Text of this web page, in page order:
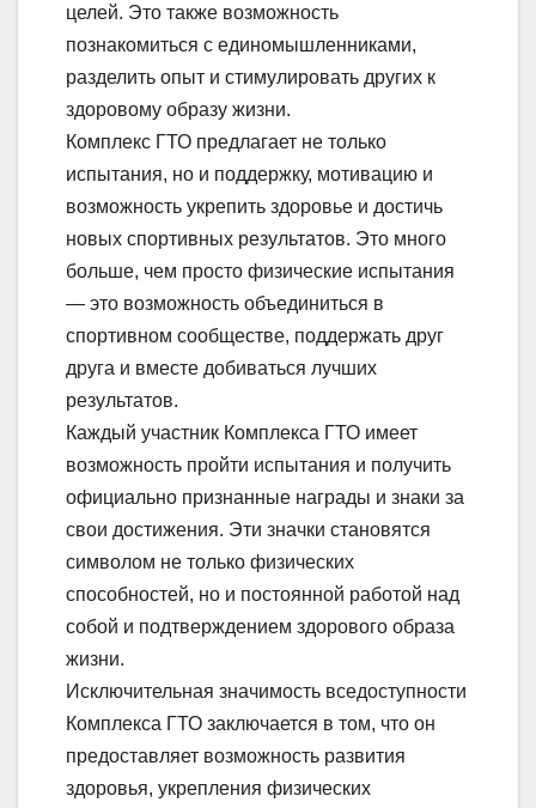
целей. Это также возможность
познакомиться с единомышленниками,
разделить опыт и стимулировать других к
здоровому образу жизни.
Комплекс ГТО предлагает не только
испытания, но и поддержку, мотивацию и
возможность укрепить здоровье и достичь
новых спортивных результатов. Это много
больше, чем просто физические испытания
— это возможность объединиться в
спортивном сообществе, поддержать друг
друга и вместе добиваться лучших
результатов.
Каждый участник Комплекса ГТО имеет
возможность пройти испытания и получить
официально признанные награды и знаки за
свои достижения. Эти значки становятся
символом не только физических
способностей, но и постоянной работой над
собой и подтверждением здорового образа
жизни.
Исключительная значимость вседоступности
Комплекса ГТО заключается в том, что он
предоставляет возможность развития
здоровья, укрепления физических